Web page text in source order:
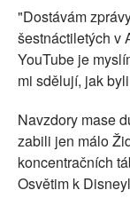
"Dostávám
šestnáctiletých v
YouTube je
mi sdělují, jak
Navzdory mase
zabili jen málo
koncentračních
Osvětim k